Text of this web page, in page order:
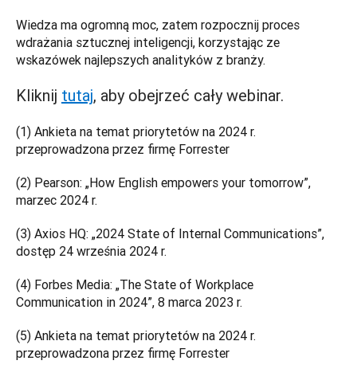
Wiedza ma ogromną moc, zatem rozpocznij proces
wdrażania sztucznej inteligencji, korzystając ze
wskazówek najlepszych analityków z branży.
Kliknij tutaj, aby obejrzeć cały webinar.
(1) Ankieta na temat priorytetów na 2024 r.
przeprowadzona przez firmę Forrester
(2) Pearson: „How English empowers your tomorrow”,
marzec 2024 r.
(3) Axios HQ: „2024 State of Internal Communications”,
dostęp 24 września 2024 r.
(4) Forbes Media: „The State of Workplace
Communication in 2024”, 8 marca 2023 r.
(5) Ankieta na temat priorytetów na 2024 r.
przeprowadzona przez firmę Forrester